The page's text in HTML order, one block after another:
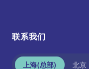
联系我们
上海(总部) 北京